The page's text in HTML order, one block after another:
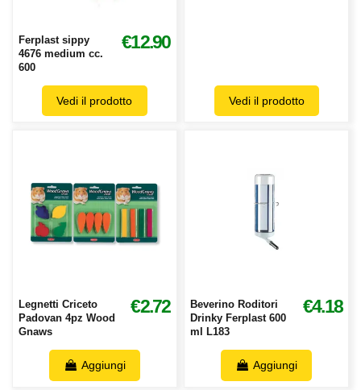
Ferplast sippy
4676 medium cc.
600
€12.90
Vedi il prodotto Vedi il prodotto
Legnetti Criceto
Padovan 4pz Wood
Gnaws
€2.72
Aggiungi
Beverino Roditori
Drinky Ferplast 600
ml L183
€4.18
Aggiungi